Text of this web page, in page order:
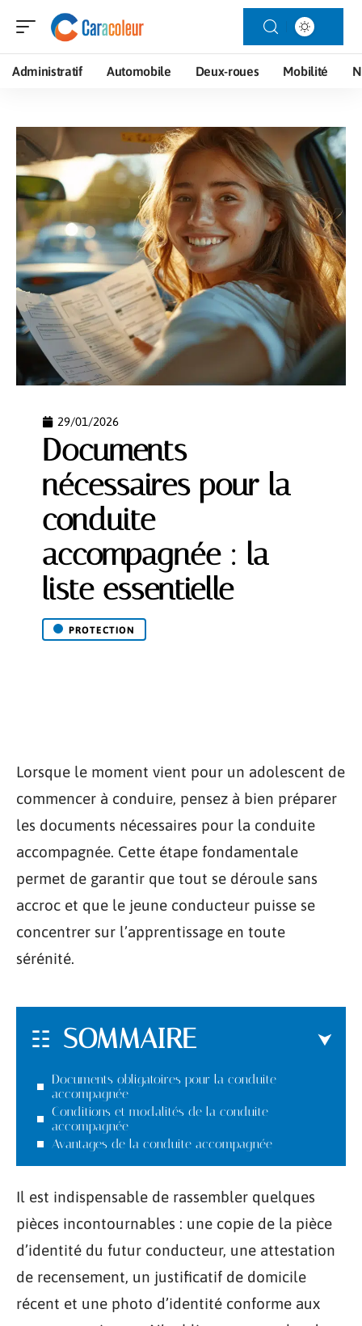
Administratif Automobile Deux-roues Mobilité
29/01/2026
Documents
nécessaires pour la
conduite
accompagnée : la
liste essentielle
PROTECTION
Lorsque le moment vient pour un adolescent de
commencer à conduire, pensez à bien préparer
les documents nécessaires pour la conduite
accompagnée. Cette étape fondamentale
permet de garantir que tout se déroule sans
accroc et que le jeune conducteur puisse se
concentrer sur l’apprentissage en toute
sérénité.
SOMMAIRE
Documents obligatoires pour la conduite
accompagnée
Conditions et modalités de la conduite
accompagnée
Avantages de la conduite accompagnée
Il est indispensable de rassembler quelques
pièces incontournables : une copie de la pièce
d’identité du futur conducteur, une attestation
de recensement, un justificatif de domicile
récent et une photo d’identité conforme aux